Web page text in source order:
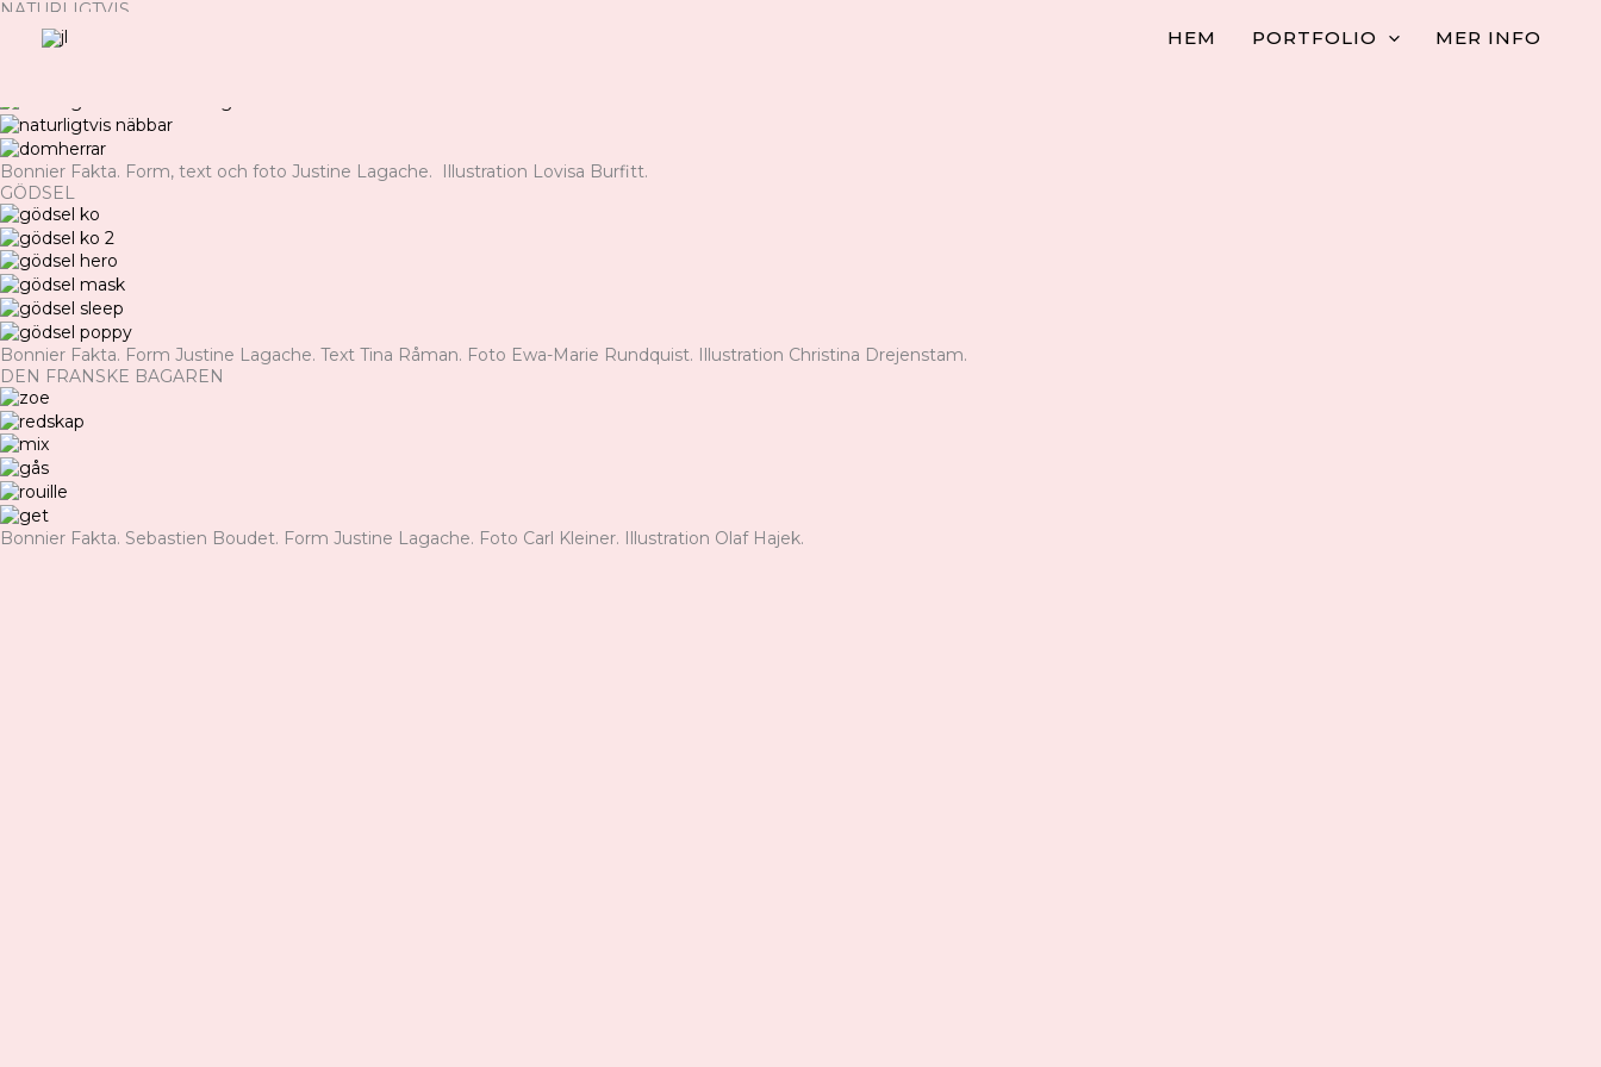
Hoppa
innehåll
HEM PORTFOLIO MER INFO
NATURLIGTVIS
Bonnier Fakta. Form, text och foto Justine Lagache. Illustration Lovisa Burfitt.
GÖDSEL
Bonnier Fakta. Form Justine Lagache. Text Tina Råman. Foto Ewa-Marie Rundquist. Illustration Christina Drejenstam.
DEN FRANSKE BAGAREN
Bonnier Fakta. Sebastien Boudet. Form Justine Lagache. Foto Carl Kleiner. Illustration Olaf Hajek.